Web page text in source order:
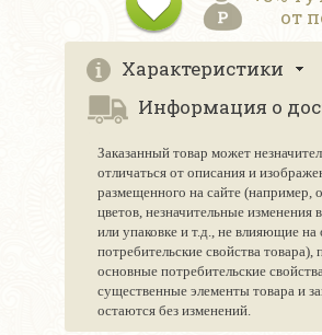
от
Характеристики
Информация о
Заказанный товар может
отличаться от описания и
размещенного на сайте (например,
цветов, незначительные изменения
или упаковке и т.д., не влияющие
потребительские свойства товара),
основные потребительские
существенные элементы товара и
остаются без изменений.